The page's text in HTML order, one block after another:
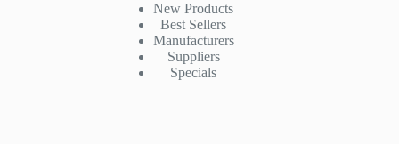
New Products
Best Sellers
Manufacturers
Suppliers
Specials